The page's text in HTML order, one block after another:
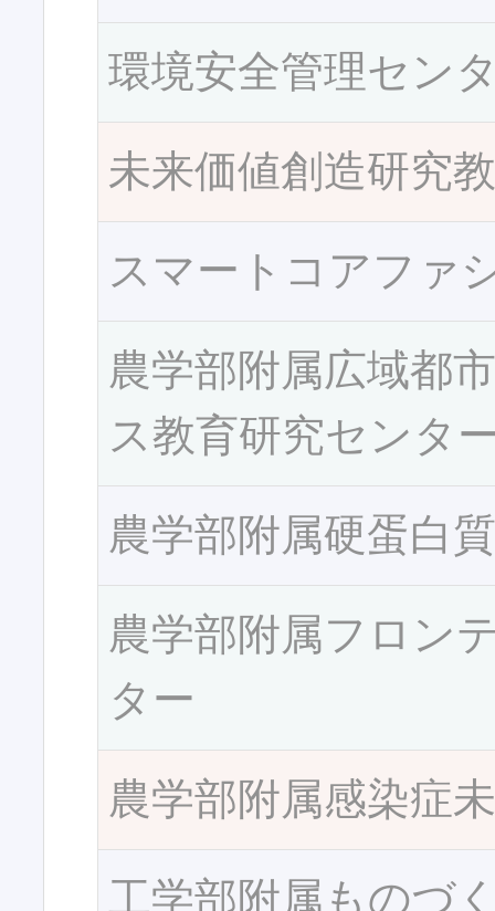
環境安全管理セン
未来価値創造研究
スマートコアファ
農学部附属広域都
ス教育研究センタ
農学部附属硬蛋白
農学部附属フロン
ター
農学部附属感染症
工学部附属ものづ